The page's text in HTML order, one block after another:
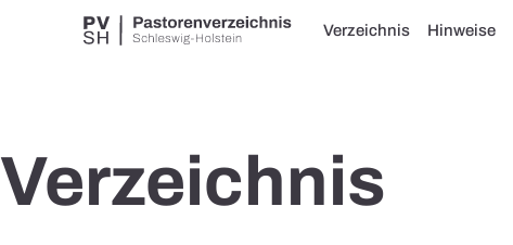
Verzeichnis Hinweise
Verzeichnis